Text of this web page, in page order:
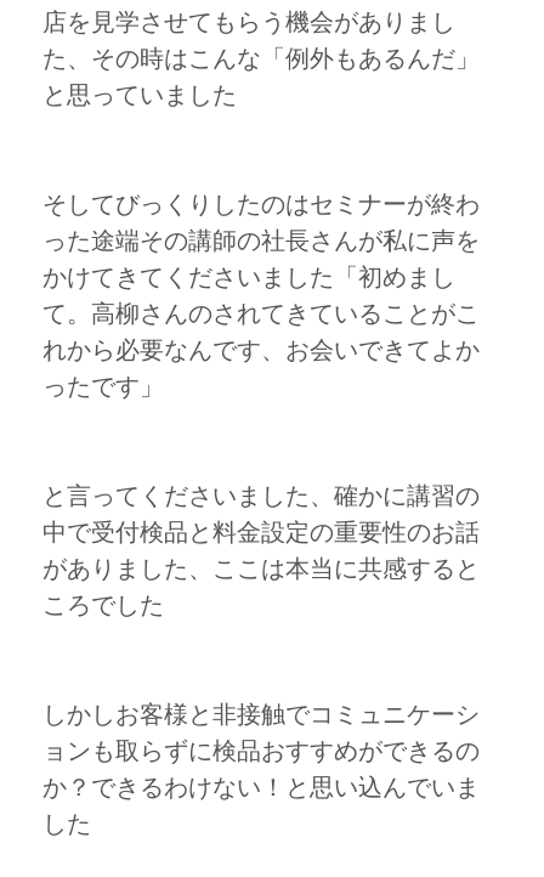
店を見学させてもらう機会がありまし
た、その時はこんな「例外もあるんだ」
と思っていました
そしてびっくりしたのはセミナーが終わ
った途端その講師の社長さんが私に声を
かけてきてくださいました「初めまし
て。高柳さんのされてきていることがこ
れから必要なんです、お会いできてよか
ったです」
と言ってくださいました、確かに講習の
中で受付検品と料金設定の重要性のお話
がありました、ここは本当に共感すると
ころでした
しかしお客様と非接触でコミュニケーシ
ョンも取らずに検品おすすめができるの
か？できるわけない！と思い込んでいま
した